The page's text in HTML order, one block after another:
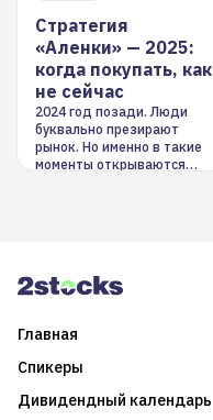
Стратегия
«Аленки» — 2025:
когда покупать, как
не сейчас
2024 год позади. Люди
буквально презирают
рынок. Но именно в такие
моменты открываются
Главная
Спикеры
Дивидендный календарь